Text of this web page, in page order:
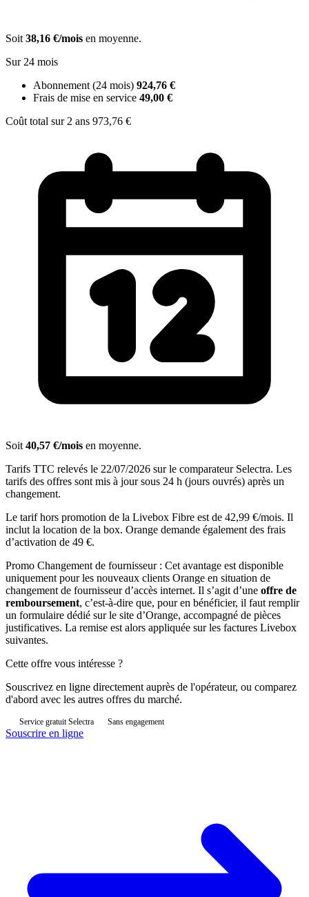
Soit 38,16 €/mois en moyenne.
Sur 24 mois
Abonnement (24 mois) 924,76 €
Frais de mise en service 49,00 €
Coût total sur 2 ans 973,76 €
Soit 40,57 €/mois en moyenne.
Tarifs TTC relevés le 22/07/2026 sur le comparateur Selectra. Les
tarifs des offres sont mis à jour sous 24 h (jours ouvrés) après un
changement.
Le tarif hors promotion de la Livebox Fibre est de 42,99 €/mois. Il
inclut la location de la box. Orange demande également des frais
d’activation de 49 €.
Promo Changement de fournisseur : Cet avantage est disponible
uniquement pour les nouveaux clients Orange en situation de
changement de fournisseur d’accès internet. Il s’agit d’une offre de
remboursement, c’est-à-dire que, pour en bénéficier, il faut remplir
un formulaire dédié sur le site d’Orange, accompagné de pièces
justificatives. La remise est alors appliquée sur les factures Livebox
suivantes.
Cette offre vous intéresse ?
Souscrivez en ligne directement auprès de l'opérateur, ou comparez
d'abord avec les autres offres du marché.
Service gratuit Selectra Sans engagement
Souscrire en ligne